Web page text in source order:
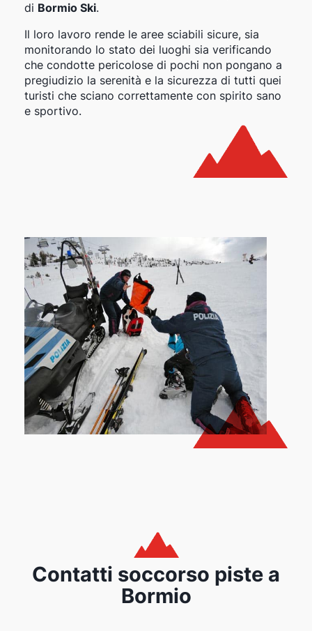
di Bormio Ski.
Il loro lavoro rende le aree sciabili sicure, sia
monitorando lo stato dei luoghi sia verificando
che condotte pericolose di pochi non pongano a
pregiudizio la serenità e la sicurezza di tutti quei
turisti che sciano correttamente con spirito sano
e sportivo.
Contatti soccorso piste a
Bormio